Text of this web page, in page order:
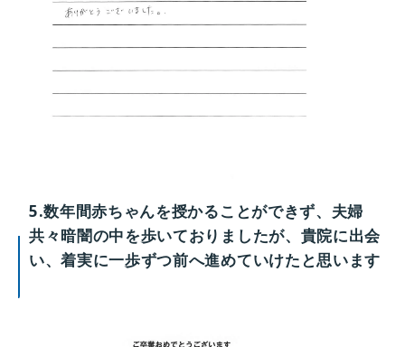
5.数年間赤ちゃんを授かることができず、夫婦
共々暗闇の中を歩いておりましたが、貴院に出会
い、着実に一歩ずつ前へ進めていけたと思います